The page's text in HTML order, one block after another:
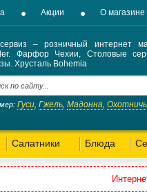
Акции О магазине
– розничный интернет
Фарфор Чехии, Столовые
Хрусталь Bohemia
Гуси Гжель Мадонна
Салатники Блюда